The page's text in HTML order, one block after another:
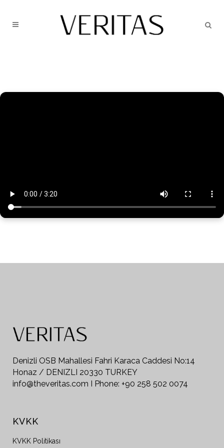
Denizli OSB Mahallesi Fahri Karaca Caddesi No:14
Honaz / DENIZLI 20330 TURKEY
info@theveritas.com I Phone: +90 258 502 0074
KVKK
KVKK Politikası